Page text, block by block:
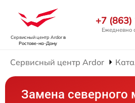
Сервисный центр Ardorв
Ростове-на-Дону
+7
Ежедневно
Сервисный центр Ardor
Замена северного